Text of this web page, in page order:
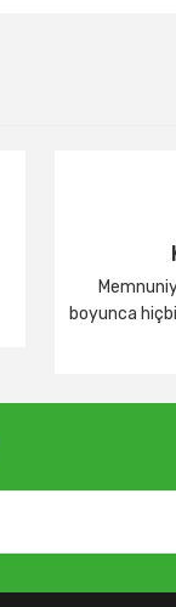
boyunca